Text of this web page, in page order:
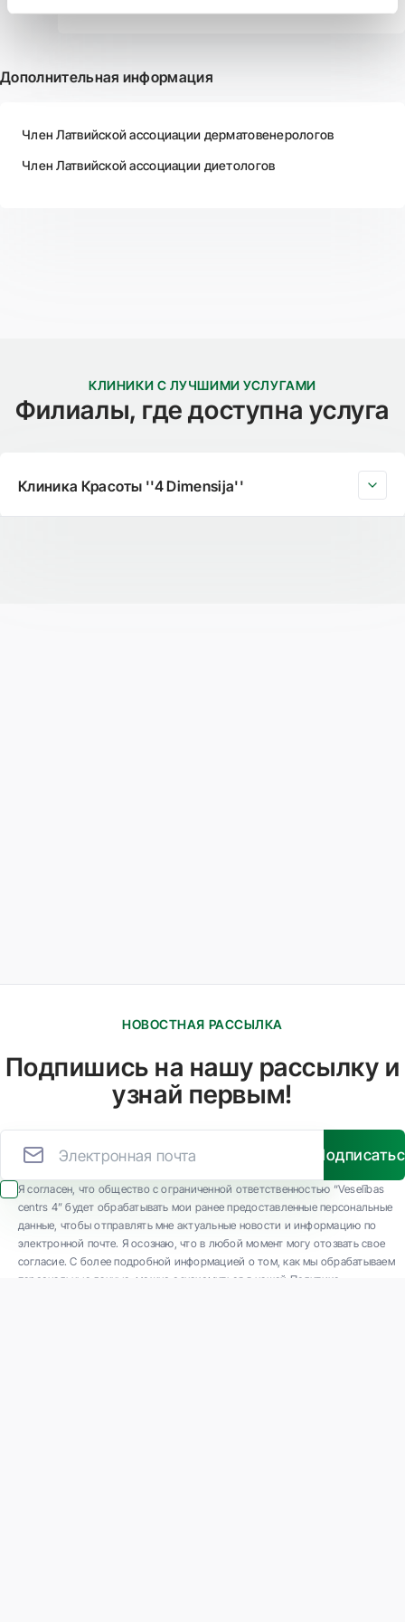
Дополнительная информация
Член Латвийской ассоциации дерматовенерологов
Член Латвийской ассоциации диетологов
КЛИНИКИ С ЛУЧШИМИ УСЛУГАМИ
Филиалы, где доступна услуга
Клиника Красоты ''4 Dimensija''
НОВОСТНАЯ РАССЫЛКА
Подпишись на нашу рассылку и
узнай первым!
Я согласен, что общество с ограниченной ответственностью “Veselības
centrs 4” будет обрабатывать мои ранее предоставленные персональные
данные, чтобы отправлять мне актуальные новости и информацию по
электронной почте. Я осознаю, что в любой момент могу отозвать свое
согласие. С более подробной информацией о том, как мы обрабатываем
персональные данные, можно ознакомиться в нашей Политике